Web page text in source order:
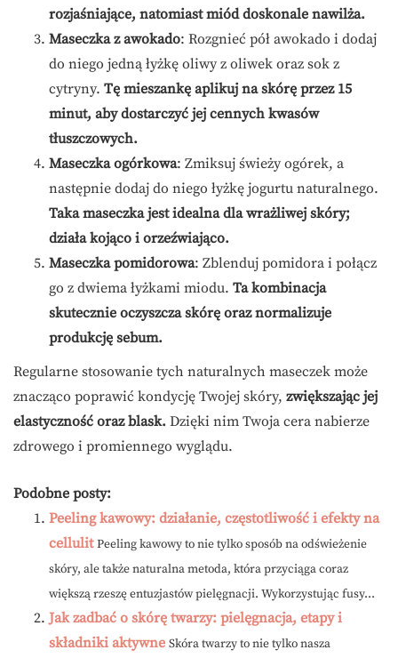
rozjaśniające, natomiast miód doskonale nawilża.
Maseczka z awokado: Rozgnieć pół awokado i dodaj
do niego jedną łyżkę oliwy z oliwek oraz sok z
cytryny. Tę mieszankę aplikuj na skórę przez 15
minut, aby dostarczyć jej cennych kwasów
tłuszczowych.
Maseczka ogórkowa: Zmiksuj świeży ogórek, a
następnie dodaj do niego łyżkę jogurtu naturalnego.
Taka maseczka jest idealna dla wrażliwej skóry;
działa kojąco i orzeźwiająco.
Maseczka pomidorowa: Zblenduj pomidora i połącz
go z dwiema łyżkami miodu. Ta kombinacja
skutecznie oczyszcza skórę oraz normalizuje
produkcję sebum.
Regularne stosowanie tych naturalnych maseczek może
znacząco poprawić kondycję Twojej skóry, zwiększając jej
elastyczność oraz blask. Dzięki nim Twoja cera nabierze
zdrowego i promiennego wyglądu.
Podobne posty:
Peeling kawowy: działanie, częstotliwość i efekty na
cellulit Peeling kawowy to nie tylko sposób na odświeżenie
skóry, ale także naturalna metoda, która przyciąga coraz
większą rzeszę entuzjastów pielęgnacji. Wykorzystując fusy...
Jak zadbać o skórę twarzy: pielęgnacja, etapy i
składniki aktywne Skóra twarzy to nie tylko nasza